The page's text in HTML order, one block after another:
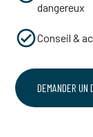
dangereux
Conseil &
DEMANDER UN